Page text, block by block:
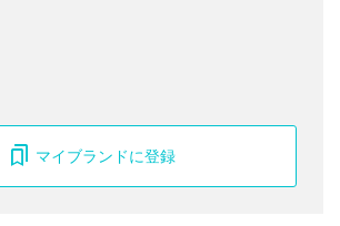
マイブランドに登録